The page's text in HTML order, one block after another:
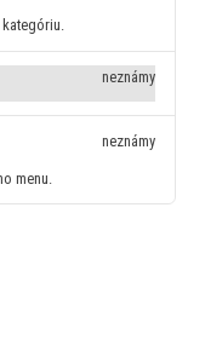
neznámy
menu.
neznámy